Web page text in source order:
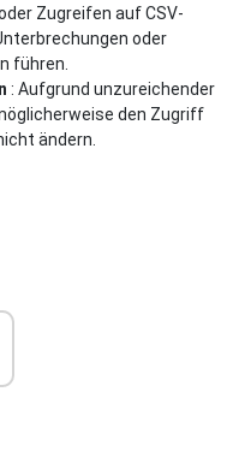
Zugreifen auf CSV-
oder
führen.
: Aufgrund unzureichender
den Zugriff
ändern.